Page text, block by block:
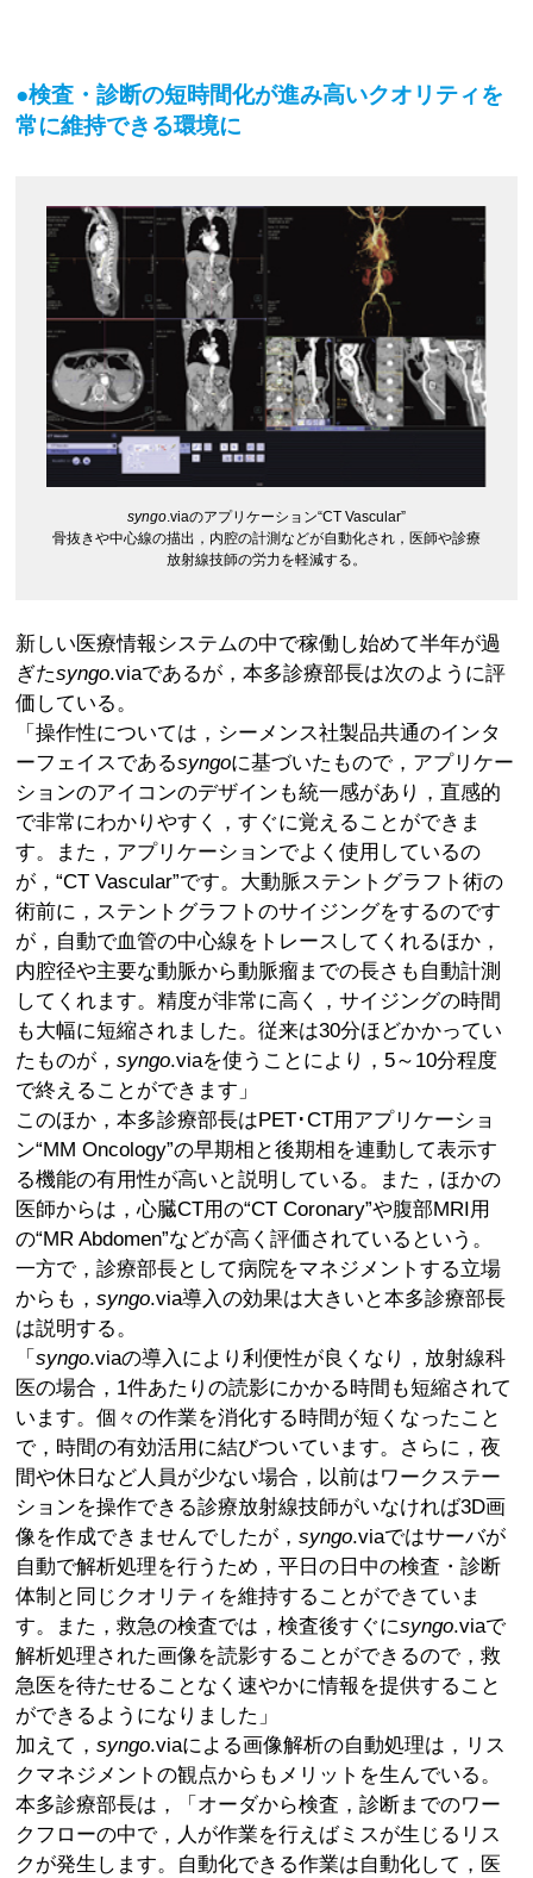
●検査・診断の短時間化が進み高いクオリティを
常に維持できる環境に
syngo.viaのアプリケーション“CT Vascular”
骨抜きや中心線の描出，内腔の計測などが自動化され，医師や診療
放射線技師の労力を軽減する。
新しい医療情報システムの中で稼働し始めて半年が過
ぎたsyngo.viaであるが，本多診療部長は次のように評
価している。
「操作性については，シーメンス社製品共通のインタ
ーフェイスであるsyngoに基づいたもので，アプリケー
ションのアイコンのデザインも統一感があり，直感的
で非常にわかりやすく，すぐに覚えることができま
す。また，アプリケーションでよく使用しているの
が，“CT Vascular”です。大動脈ステントグラフト術の
術前に，ステントグラフトのサイジングをするのです
が，自動で血管の中心線をトレースしてくれるほか，
内腔径や主要な動脈から動脈瘤までの長さも自動計測
してくれます。精度が非常に高く，サイジングの時間
も大幅に短縮されました。従来は30分ほどかかってい
たものが，syngo.viaを使うことにより，5～10分程度
で終えることができます」
このほか，本多診療部長はPET･CT用アプリケーショ
ン“MM Oncology”の早期相と後期相を連動して表示す
る機能の有用性が高いと説明している。また，ほかの
医師からは，心臓CT用の“CT Coronary”や腹部MRI用
の“MR Abdomen”などが高く評価されているという。
一方で，診療部長として病院をマネジメントする立場
からも，syngo.via導入の効果は大きいと本多診療部長
は説明する。
「syngo.viaの導入により利便性が良くなり，放射線科
医の場合，1件あたりの読影にかかる時間も短縮されて
います。個々の作業を消化する時間が短くなったこと
で，時間の有効活用に結びついています。さらに，夜
間や休日など人員が少ない場合，以前はワークステー
ションを操作できる診療放射線技師がいなければ3D画
像を作成できませんでしたが，syngo.viaではサーバが
自動で解析処理を行うため，平日の日中の検査・診断
体制と同じクオリティを維持することができていま
す。また，救急の検査では，検査後すぐにsyngo.viaで
解析処理された画像を読影することができるので，救
急医を待たせることなく速やかに情報を提供すること
ができるようになりました」
加えて，syngo.viaによる画像解析の自動処理は，リス
クマネジメントの観点からもメリットを生んでいる。
本多診療部長は，「オーダから検査，診断までのワー
クフローの中で，人が作業を行えばミスが生じるリス
クが発生します。自動化できる作業は自動化して，医